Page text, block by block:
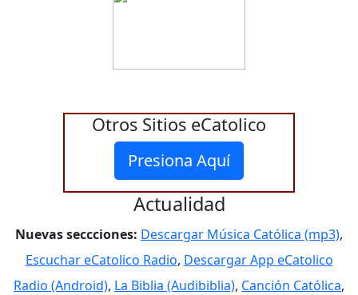
Otros Sitios eCatolico
Presiona Aquí
Actualidad
Nuevas seccciones: Descargar Música Católica (mp3),
Escuchar eCatolico Radio, Descargar App eCatolico
Radio (Android), La Biblia (Audibiblia), Canción Católica,